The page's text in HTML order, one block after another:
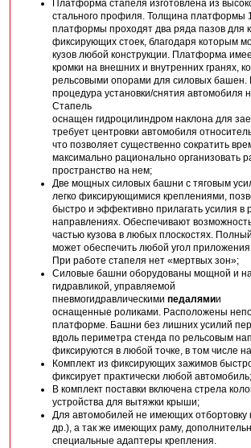
Платформа стапеля изготовлена из
стального профиля. Толщина платформы
платформы проходят два ряда пазов для
фиксирующих стоек, благодаря которым
кузов любой конструкции. Платформа
кромки на внешних и внутренних гранях,
рельсовыми опорами для силовых башен.
процедура установки/снятия автомобиля
Стапель
оснащен гидроцилиндром наклона для
требует центровки автомобиля
что позволяет существенно сократить
максимально рационально организовать
пространство на нем;
Две мощных силовых башни с тяговым
легко фиксирующимися креплениями,
быстро и эффективно прилагать усилия в
направлениях. Обеспечивают
частью кузова в любых плоскостях.
может обеспечить любой угол
При работе стапеля нет «мертвых зон»;
Силовые башни оборудованы мощной и
гидравликой, управляемой
пневмогидравлическими педалямии
оснащенные роликами. Расположены
платформе. Башни без лишних усилий
вдоль периметра стенда по рельсовым
фиксируются в любой точке, в том числе
Комплект из фиксирующих зажимов
фиксирует практически любой автомобиль;
В комплект поставки включена стрела
устройства для вытяжки крыши;
Для автомобилей не имеющих отбортовку
др.), а так же имеющих раму,
специальные адаптеры крепления.